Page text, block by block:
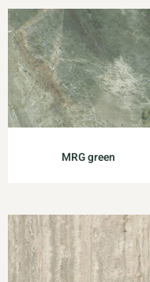
MRG green